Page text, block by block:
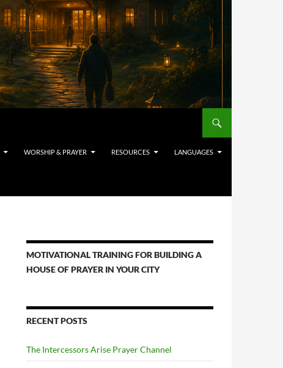
WORSHIP & PRAYER RESOURCES LANGUAGES
MOTIVATIONAL TRAINING FOR BUILDING A
HOUSE OF PRAYER IN YOUR CITY
RECENT POSTS
The Intercessors Arise Prayer Channel